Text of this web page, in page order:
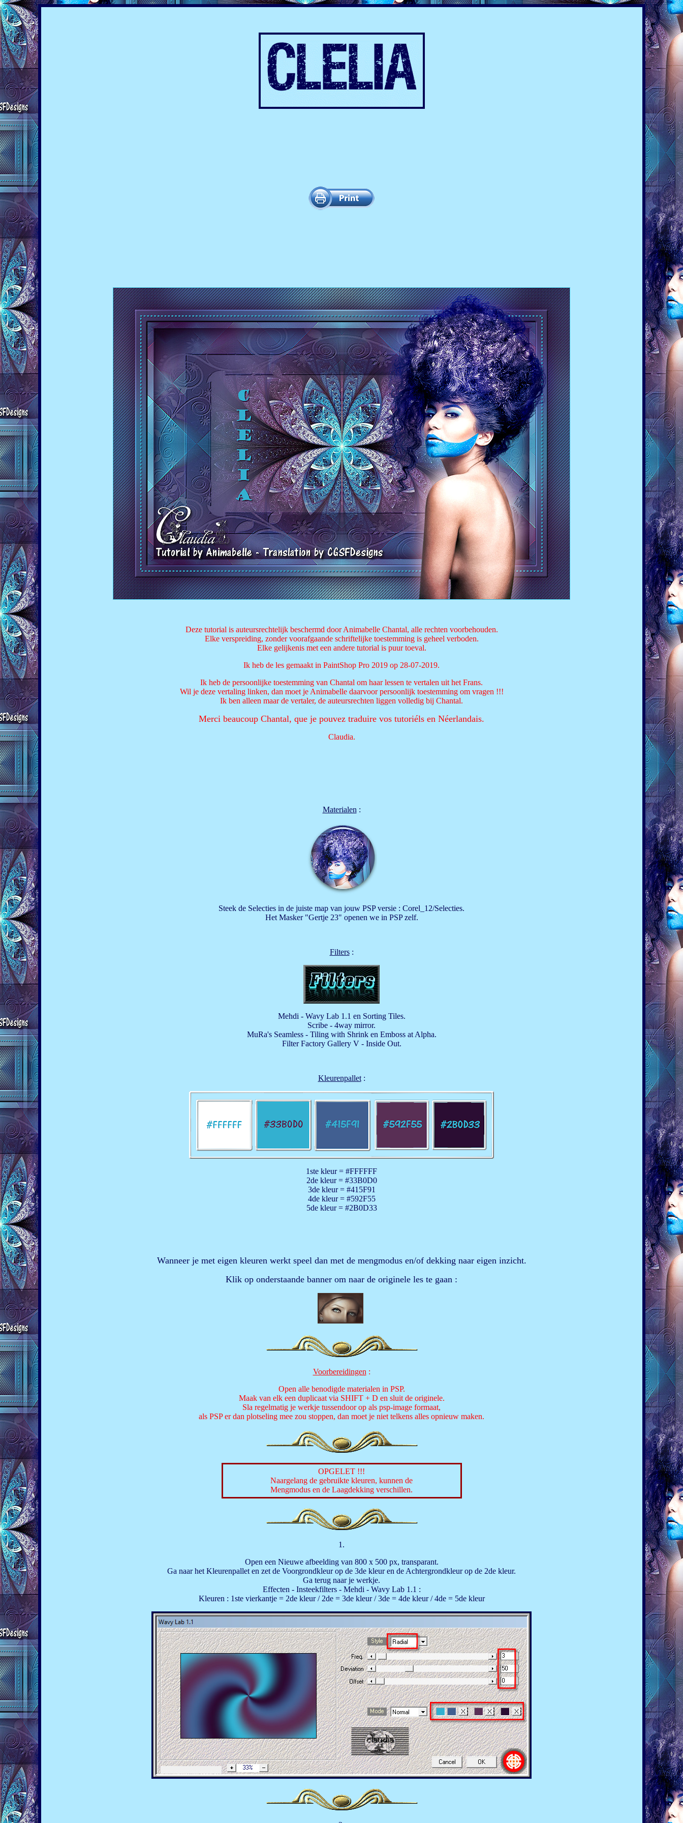
Deze tutorial is auteursrechtelijk beschermd door Animabelle Chantal, alle rechten voorbehouden.
Elke verspreiding, zonder voorafgaande schriftelijke toestemming is geheel verboden.
Elke gelijkenis met een andere tutorial is puur toeval.
Ik heb de les gemaakt in PaintShop Pro 2019 op 28-07-2019.
Ik heb de persoonlijke toestemming van Chantal om haar lessen te vertalen uit het Frans.
Wil je deze vertaling linken, dan moet je Animabelle daarvoor persoonlijk toestemming om vragen !!!
Ik ben alleen maar de vertaler, de auteursrechten liggen volledig bij Chantal.
Merci beaucoup Chantal, que je pouvez traduire vos tutoriéls en Néerlandais.
Claudia.
Materialen :
Steek de Selecties in de juiste map van jouw PSP versie : Corel_12/Selecties.
Het Masker "Gertje 23" openen we in PSP zelf.
Filters:
Mehdi - Wavy Lab 1.1 en Sorting Tiles.
Scribe - 4way mirror.
MuRa's Seamless - Tiling with Shrink en Emboss at Alpha.
Filter Factory Gallery V - Inside Out.
Kleurenpallet:
1ste kleur = #FFFFFF
2de kleur = #33B0D0
3de kleur = #415F91
4de kleur = #592F55
5de kleur = #2B0D33
Wanneer je met eigen kleuren werkt speel dan met de mengmodus en/of dekking naar eigen inzicht.
Klik op onderstaande banner om naar de originele les te gaan :
Voorbereidingen :
Open alle benodigde materialen in PSP.
Maak van elk een duplicaat via SHIFT + D en sluit de originele.
Sla regelmatig je werkje tussendoor op als psp-image formaat,
als PSP er dan plotseling mee zou stoppen, dan moet je niet telkens alles opnieuw maken.
OPGELET !!!
Naargelang de gebruikte kleuren, kunnen de
Mengmodus en de Laagdekking verschillen.
1.
Open een Nieuwe afbeelding van 800 x 500 px, transparant.
Ga naar het Kleurenpallet en zet de Voorgrondkleur op de 3de kleur en de Achtergrondkleur op de 2de kleur.
Ga terug naar je werkje.
Effecten - Insteekfilters - Mehdi - Wavy Lab 1.1 :
Kleuren : 1ste vierkantje = 2de kleur / 2de = 3de kleur / 3de = 4de kleur / 4de = 5de kleur